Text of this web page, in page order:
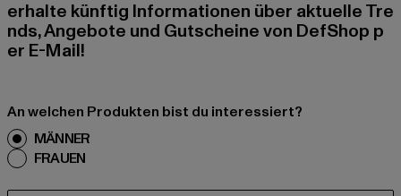
erhalte künftig Informationen über aktuelle Tre
nds, Angebote und Gutscheine von DefShop p
er E-Mail!
An welchen Produkten bist du interessiert?
MÄNNER
FRAUEN